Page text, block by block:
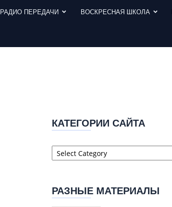
РАДИО ПЕРЕДАЧИ ВОСКРЕСНАЯ ШКОЛА
КАТЕГОРИИ САЙТА
Категории
сайта
РАЗНЫЕ МАТЕРИАЛЫ